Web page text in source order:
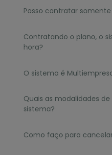
Posso contratar somente
Contratando o plano, o
hora?
O sistema é
Quais as modalidades
sistema?
Como faço para